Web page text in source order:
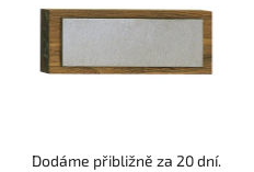
Dodáme přibližně za 20 dní.